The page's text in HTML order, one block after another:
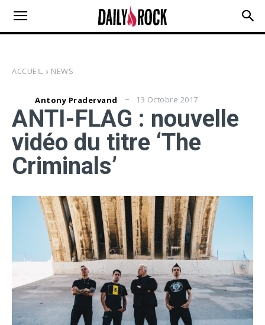
ACCUEIL NEWS
Antony Pradervand 13 Octobre 2017
ANTI-FLAG : nouvelle
vidéo du titre ‘The
Criminals’